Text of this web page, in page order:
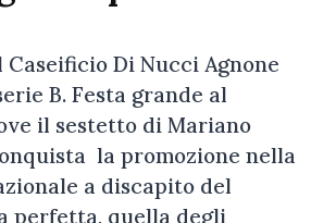
Caseificio Di Nucci Agnone
B. Festa grande al
il sestetto di Mariano
la promozione nella
a discapito del
perfetta, quella degli